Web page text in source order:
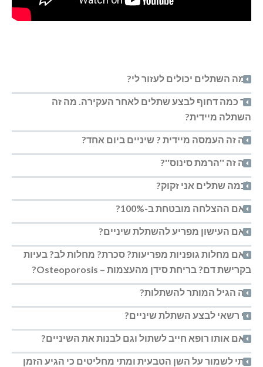
במה השתלים יכולים לעזור לי?
עד כמה דחוף לבצע שתלים לאחר העקירה. מה זה
השתלה מיידית?
מה זה העמסה מיידית ? שיניים ביום אחד?
מה זה ''הרמת סינוס''?
לכמה שתלים אני זקוק?
האם ההצלחה מובטחת ב-100%?
האם העישון מפריע להשתלת שיניים?
האם מחלות גופניות מפריעות? סכרת? מחלות לב? בעיות
בקרישת דם? בריחת סידן מהעצמות – Osteoporosis?
מה הגיל המותר להשתלות?
מי רשאי לבצע השתלת שיניים?
האם אותו רופא חייב לשתול וגם לבנות את השיניים?
מתי לשמור על השן הטבעית ומתי מחליטים כי הגיע הזמן